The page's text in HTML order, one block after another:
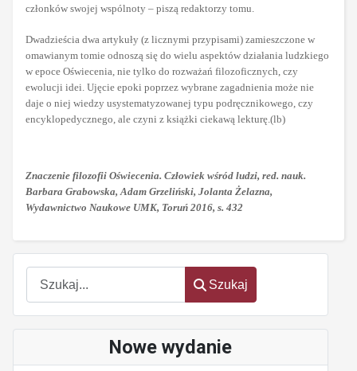
Szukaj
Szukaj
Nowe wydanie
członków swojej wspólnoty – piszą redaktorzy tomu.
Dwadzieścia dwa artykuły (z licznymi przypisami) zamieszczone w
omawianym tomie odnoszą się do wielu aspektów działania ludzkiego
w epoce Oświecenia, nie tylko do rozważań filozoficznych, czy
ewolucji idei. Ujęcie epoki poprzez wybrane zagadnienia może nie
daje o niej wiedzy usystematyzowanej typu podręcznikowego, czy
encyklopedycznego, ale czyni z książki ciekawą lekturę.(lb)
Znaczenie filozofii Oświecenia. Człowiek wśród ludzi, red. nauk.
Barbara Grabowska, Adam Grzeliński, Jolanta Żelazna,
Wydawnictwo Naukowe UMK, Toruń 2016, s. 432